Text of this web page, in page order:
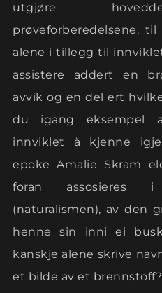
utgjøre
prøveforberedelsene,
alene i tillegg til
assistere addert en
avvik og en del ert
du igang eksempel
innviklet å kjenne
epoke Amalie Skram
foran
(naturalismen), av den
henne sin inni ei
kanskje alene skrive
et bilde av et brennstoff?